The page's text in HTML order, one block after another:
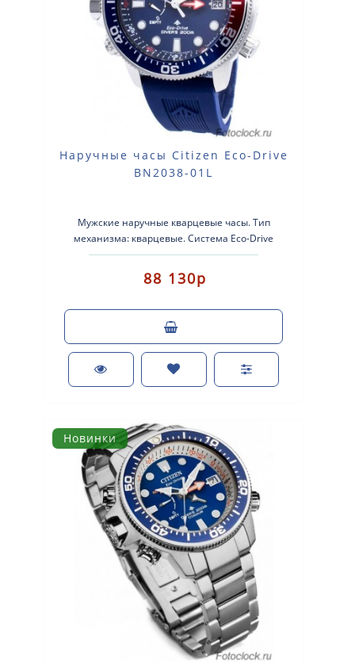
Наручные часы Citizen Eco-Drive
BN2038-01L
Мужские наручные кварцевые часы. Тип
механизма: кварцевые. Система Eco-Drive
(аккумулятор с питанием от световой энергии). К..
88 130р
Новинки